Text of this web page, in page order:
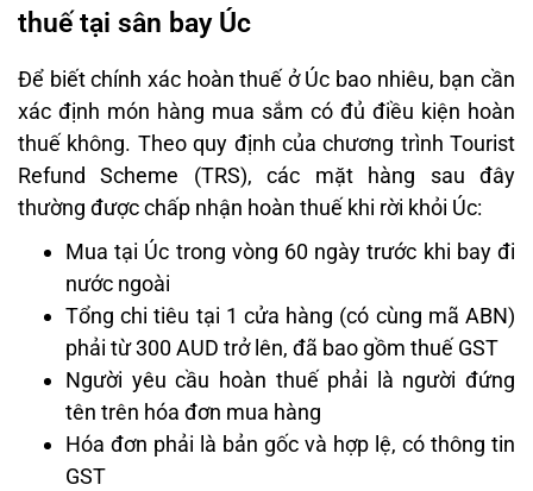
thuế tại sân bay Úc
Để biết chính xác hoàn thuế ở Úc bao nhiêu, bạn cần
xác định món hàng mua sắm có đủ điều kiện hoàn
thuế không. Theo quy định của chương trình Tourist
Refund Scheme (TRS), các mặt hàng sau đây
thường được chấp nhận hoàn thuế khi rời khỏi Úc:
Mua tại Úc trong vòng 60 ngày trước khi bay đi
nước ngoài
Tổng chi tiêu tại 1 cửa hàng (có cùng mã ABN)
phải từ 300 AUD trở lên, đã bao gồm thuế GST
Người yêu cầu hoàn thuế phải là người đứng
tên trên hóa đơn mua hàng
Hóa đơn phải là bản gốc và hợp lệ, có thông tin
GST